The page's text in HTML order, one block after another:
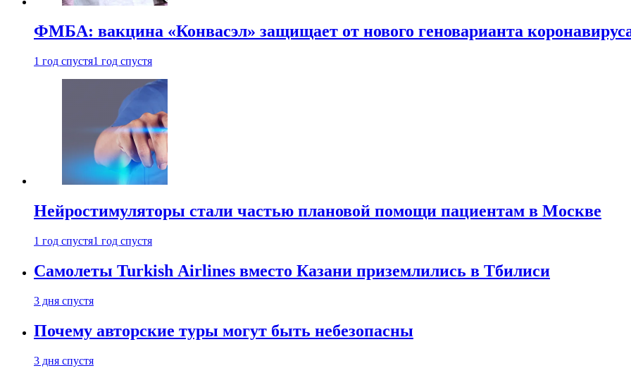
ФМБА: вакцина «Конвасэл» защищает от нового геноварианта
1 год спустя1 год спустя
Нейростимуляторы стали частью плановой помощи пациентам в Москве
1 год спустя1 год спустя
Самолеты Turkish Airlines вместо Казани приземлились в Тбилиси
3 дня спустя
Почему авторские туры могут быть небезопасны
3 дня спустя